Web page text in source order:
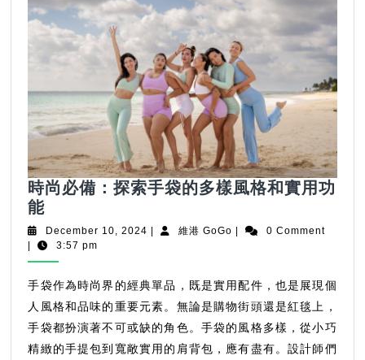
時尚必備：探索手袋的多樣風格和實用功
能時
尚
必
備：
探
索
手
袋
December 10, 2024 December維港 GoGo 維
0 Comment
3:57 pm
手袋作為時尚界的經典單品，既是實用配件，也是展現個
人風格和品味的重要元素。無論是購物街頭還是紅毯上，
手袋都扮演著不可或缺的角色。手袋的風格多樣，從小巧
精緻的手提包到寬敞實用的肩背包，應有盡有。設計師們